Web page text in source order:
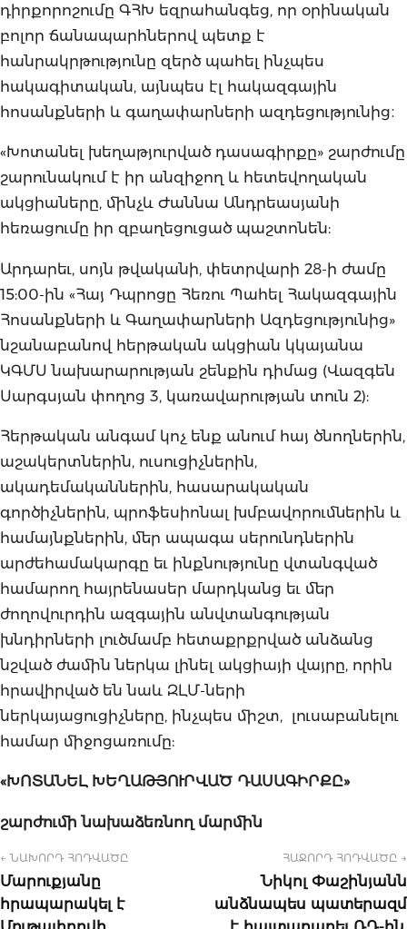
դիրքորոշումը ԳՀԽ եզրահանգեց, որ օրինական
բոլոր ճանապարհներով պետք է
հանրակրթությունը զերծ պահել ինչպես
հակագիտական, այնպես էլ հակազգային
հոսանքների և գաղափարների ազդեցությունից։
«Խոտանել խեղաթյուրված դասագիրքը» շարժումը
շարունակում է իր անզիջող և հետեվողական
ակցիաները, մինչև Ժաննա Անդրեասյանի
հեռացումը իր զբաղեցուցած պաշտոնեն:
Արդարեւ, սոյն թվականի, փետրվարի 28-ի ժամը
15:00-ին «Հայ Դպրոցը Հեռու Պահել Հակազգային
Հոսանքների և Գաղափարների Ազդեցությունից»
նշանաբանով հերթական ակցիան կկայանա
ԿԳՄՍ նախարարության շենքին դիմաց (Վազգեն
Սարգսյան փողոց 3, կառավարության տուն 2):
Հերթական անգամ կոչ ենք անում հայ ծնողներին,
աշակերտներին, ուսուցիչներին,
ակադեմականներին, հասարակական
գործիչներին, պրոֆեսիոնալ խմբավորումներին և
համայնքներին, մեր ապագա սերունդներին
արժեհամակարգը եւ ինքնությունը վտանգված
համարող հայրենասեր մարդկանց եւ մեր
ժողովուրդին ազգային անվտանգության
խնդիրների լուծմամբ հետաքրքրված անձանց
նշված ժամին ներկա լինել ակցիայի վայրը, որին
հրավիրված են նաև ԶԼՄ-ների
ներկայացուցիչները, ինչպես միշտ, լուսաբանելու
համար միջոցառումը:
«ԽՈՏԱՆԵԼ ԽԵՂԱԹՅՈՒՐՎԱԾ ԴԱՍԱԳԻՐՔԸ»
շարժումի նախաձեռնող մարմին
← ՆԱԽՈՐԴ ՀՈԴՎԱԾԸ
Մարուքյանը
հրապարակել է
ՀԱՋՈՐԴ ՀՈԴՎԱԾԸ →
Նիկոլ Փաշինյանն
անձնապես պատերազմ